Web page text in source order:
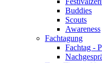
Buddies
Scouts
Awareness
Fachtagung
Fachtag -